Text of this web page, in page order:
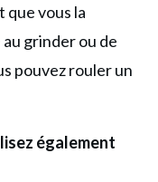
que vous la
grinder ou de
pouvez rouler un
également